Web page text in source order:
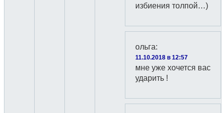
избиения толпой…)
ольга:
11.10.2018 в 12:57
мне уже хочется вас
ударить !